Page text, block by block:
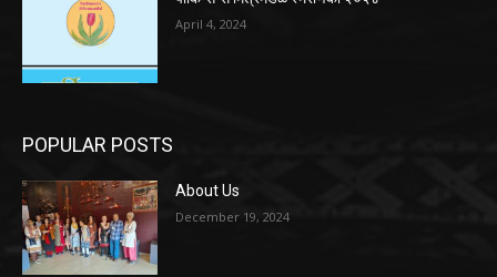
April 4, 2024
POPULAR POSTS
About Us
December 19, 2024